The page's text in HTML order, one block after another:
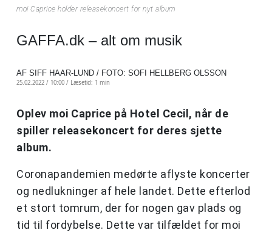
moi Caprice holder releasekoncert for nyt album
GAFFA.dk – alt om musik
AF SIFF HAAR-LUND / FOTO: SOFI HELLBERG OLSSON
25.02.2022 / 10:00 / Læsetid: 1 min
Oplev moi Caprice på Hotel Cecil, når de
spiller releasekoncert for deres sjette
album.
Coronapandemien medørte aflyste koncerter
og nedlukninger af hele landet. Dette efterlod
et stort tomrum, der for nogen gav plads og
tid til fordybelse. Dette var tilfældet for moi